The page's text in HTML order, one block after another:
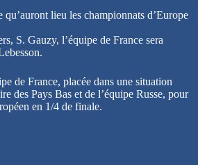
qu’auront lieu les championnats d’Europe
S. Gauzy, l’équipe de France sera
de France, placée dans une situation
des Pays Bas et de l’équipe Russe, pour
en 1/4 de finale.